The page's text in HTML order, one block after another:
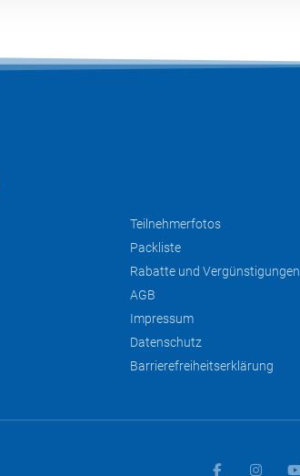
Teilnehmerfotos
Packliste
Rabatte und Vergünstigungen
AGB
Impressum
Datenschutz
Barrierefreiheitserklärung